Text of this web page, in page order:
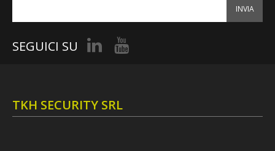
INVIA
SEGUICI SU
TKH SECURITY SRL